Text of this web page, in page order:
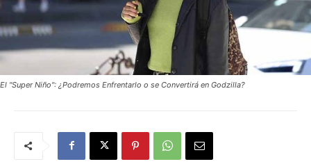
El "Super Niño": ¿Podremos Enfrentarlo o se Convertirá en Godzilla?